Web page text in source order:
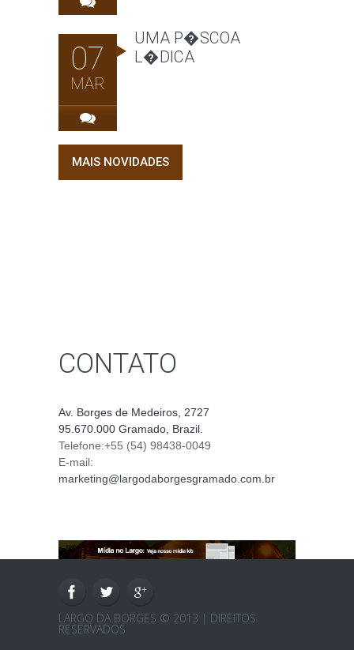
07
MAR
UMA P�SCOA
L�DICA
MAIS NOVIDADES
CONTATO
Av. Borges de Medeiros, 2727
95.670.000 Gramado, Brazil.
Telefone:+55 (54) 98438-0049
E-mail:
marketing@largodaborgesgramado.com.br
LARGO DA BORGES © 2013 | DIREITOS
RESERVADOS